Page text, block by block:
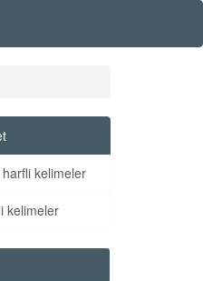
kelimeler
kelimeler